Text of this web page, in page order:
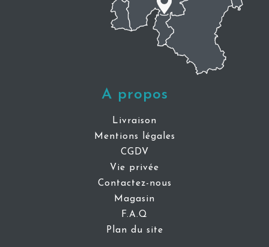
A propos
Livraison
Mentions légales
CGDV
Vie privée
Contactez-nous
Magasin
F.A.Q
Plan du site